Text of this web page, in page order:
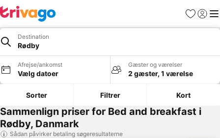
Favoritter
Log ind
Destination
Rødby
Afrejse/ankomst
Vælg datoer
Gæster og værelser
2 gæster, 1 værelse
Sorter Filtrer Kort
Sammenlign priser for Bed and breakfast i
Rødby, Danmark
Sådan påvirker betaling søgeresultaterne